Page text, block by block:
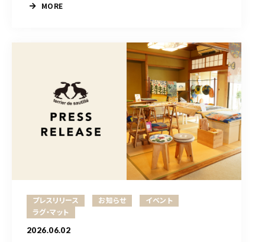
MORE
プレスリリース お知らせ
イベント
ラグ・マット
2026.06.02